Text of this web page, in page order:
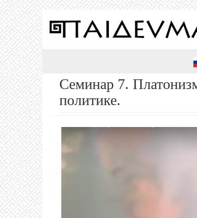
Перейти
основному
содержанию
Семинар 7.
политике.